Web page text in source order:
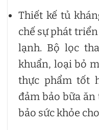
Thiết kế tủ
chế sự phát
lạnh. Bộ lọc
khuẩn, loại bỏ
thực phẩm tốt
đảm bảo bữa
bảo sức khỏe